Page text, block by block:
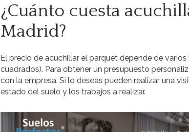
¿Cuánto cuesta
Madrid?
El precio de acuchillar el parquet depende de
cuadrados). Para obtener un presupuesto
con la empresa. Si lo deseas pueden realizar una
estado del suelo y los trabajos a realizar.